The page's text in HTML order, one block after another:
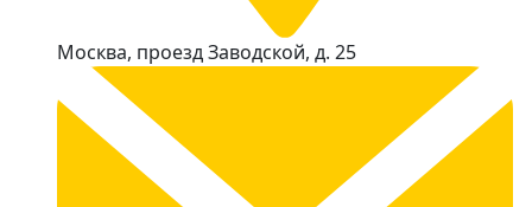
Москва, проезд Заводской, д. 25